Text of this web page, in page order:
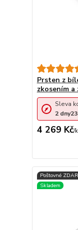
Prsten z
zkosením a
4 269 Kč/
Sleva
2 dny23